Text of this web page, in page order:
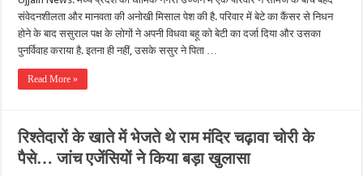
संवेदनशीलता और मानवता की अनोखी मिसाल पेश की है. परिवार में बेटे का कैंसर से निधन
होने के बाद ससुराल पक्ष के लोगों ने अपनी विधवा बहू को बेटी का दर्जा दिया और उसका
पुनर्विवाह कराया है. इतना ही नहीं, उसके ससुर ने पिता …
Read More »
रिश्तेदारों के खाते में भेजते थे राम मंदिर चढ़ावा चोरी के
पैसे… जांच एजेंसियों ने किया बड़ा खुलासा